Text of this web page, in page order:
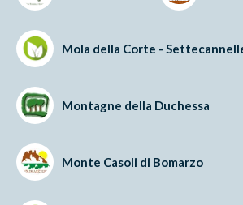
Mola della Corte -
Montagne della Duchessa
Monte Casoli di Bomarzo